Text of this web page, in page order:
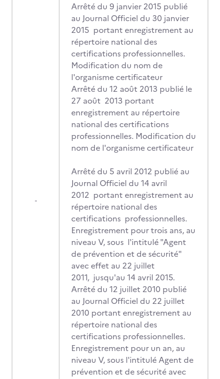
-
Arrêté du 9 janvier 2015 publié
au Journal Officiel du 30 janvier
2015 portant enregistrement au
répertoire national des
certifications professionnelles.
Modification du nom de
l'organisme certificateur
Arrêté du 12 août 2013 publié le
27 août 2013 portant
enregistrement au répertoire
national des certifications
professionnelles. Modification du
nom de l'organisme certificateur
Arrêté du 5 avril 2012 publié au
Journal Officiel du 14 avril
2012 portant enregistrement au
répertoire national des
certifications professionnelles.
Enregistrement pour trois ans, au
niveau V, sous l'intitulé "Agent
de prévention et de sécurité"
avec effet au 22 juillet
2011, jusqu'au 14 avril 2015.
Arrêté du 12 juillet 2010 publié
au Journal Officiel du 22 juillet
2010 portant enregistrement au
répertoire national des
certifications professionnelles.
Enregistrement pour un an, au
niveau V, sous l'intitulé Agent de
prévention et de sécurité avec